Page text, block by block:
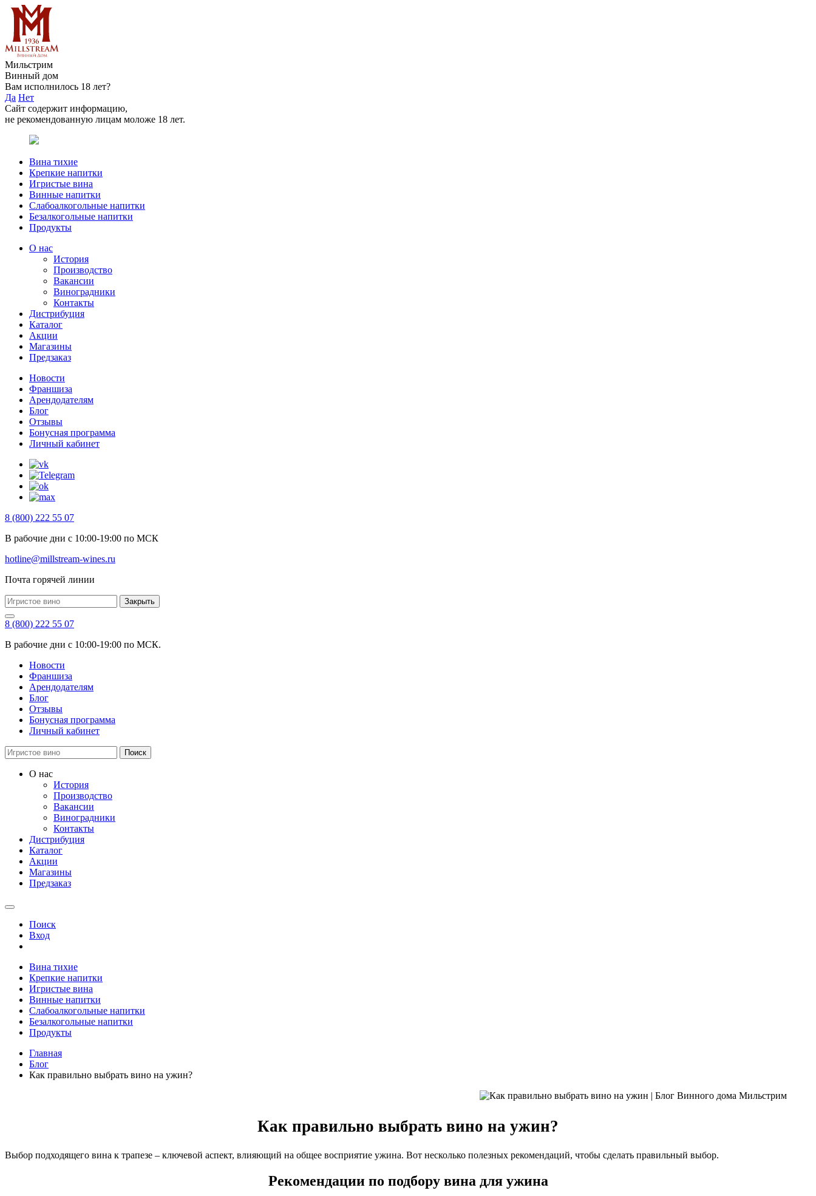
Мильстрим
Винный дом
Вам исполнилось 18 лет?
Да Нет
Сайт содержит информацию,
не рекомендованную лицам моложе 18 лет.
Вина тихие
Крепкие напитки
Игристые вина
Винные напитки
Слабоалкогольные напитки
Безалкогольные напитки
Продукты
О нас
История
Производство
Вакансии
Виноградники
Контакты
Дистрибуция
Каталог
Акции
Магазины
Предзаказ
Новости
Франшиза
Арендодателям
Блог
Отзывы
Бонусная программа
Личный кабинет
8 (800) 222 55 07
В рабочие дни с 10:00-19:00 по МСК
hotline@millstream-wines.ru
Почта горячей линии
Закрыть
8 (800) 222 55 07
В рабочие дни с 10:00-19:00 по МСК.
Новости
Франшиза
Арендодателям
Блог
Отзывы
Бонусная программа
Личный кабинет
Поиск
О нас
История
Производство
Вакансии
Виноградники
Контакты
Дистрибуция
Каталог
Акции
Магазины
Предзаказ
Поиск
Вход
Вина тихие
Крепкие напитки
Игристые вина
Винные напитки
Слабоалкогольные напитки
Безалкогольные напитки
Продукты
Главная
Блог
Как правильно выбрать вино на ужин?
Как правильно выбрать вино на ужин?
Выбор подходящего вина к трапезе – ключевой аспект, влияющий на общее восприятие ужина. Вот несколько полезных рекомендаций, чтобы сделать правильный выбор.
Рекомендации по подбору вина для ужина